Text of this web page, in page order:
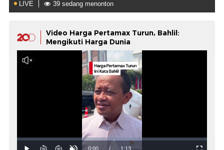
Video Harga Pertamax Turun, Bahlil:
Mengikuti Harga Dunia